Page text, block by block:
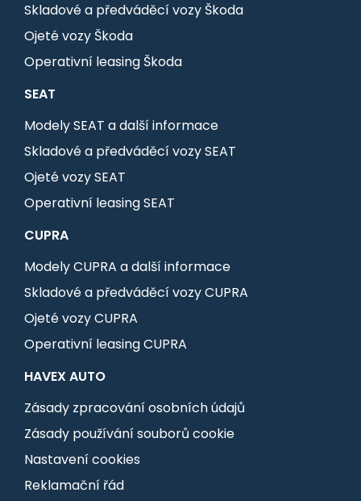
Skladové a předváděcí vozy Škoda
Ojeté vozy Škoda
Operativní leasing Škoda
SEAT
Modely SEAT a další informace
Skladové a předváděcí vozy SEAT
Ojeté vozy SEAT
Operativní leasing SEAT
CUPRA
Modely CUPRA a další informace
Skladové a předváděcí vozy CUPRA
Ojeté vozy CUPRA
Operativní leasing CUPRA
HAVEX AUTO
Zásady zpracování osobních údajů
Zásady používání souborů cookie
Nastavení cookies
Reklamační řád